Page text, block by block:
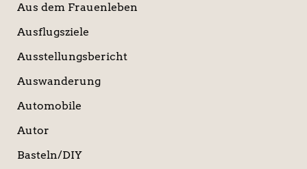
Aus dem Frauenleben
Ausflugsziele
Ausstellungsbericht
Auswanderung
Automobile
Autor
Basteln/DIY